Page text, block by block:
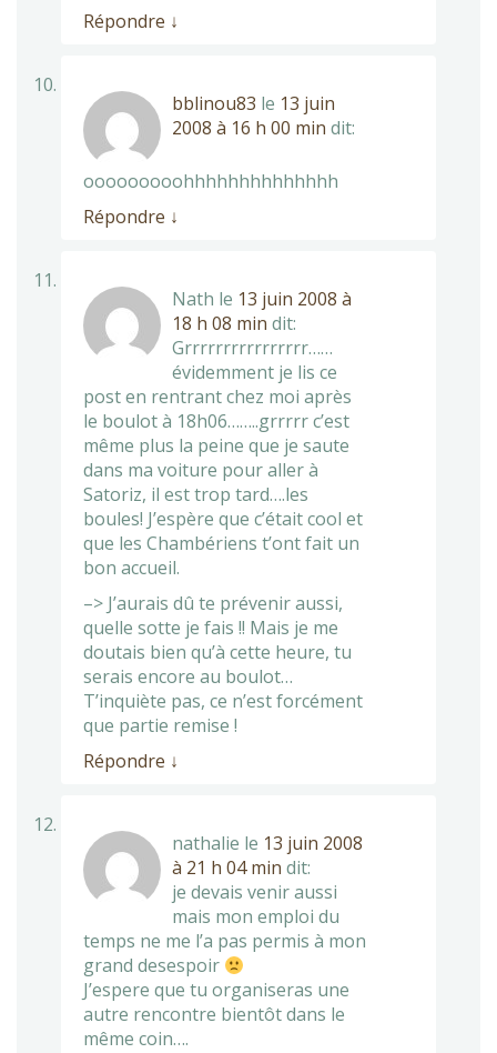
Répondre ↓
bblinou83 le 13 juin
2008 à 16 h 00 min dit:
ooooooooohhhhhhhhhhhhhh
Répondre ↓
Nath le 13 juin 2008 à
18 h 08 min dit:
Grrrrrrrrrrrrrrrr……
évidemment je lis ce
post en rentrant chez moi après
le boulot à 18h06……..grrrrr c’est
même plus la peine que je saute
dans ma voiture pour aller à
Satoriz, il est trop tard….les
boules! J’espère que c’était cool et
que les Chambériens t’ont fait un
bon accueil.
–> J’aurais dû te prévenir aussi,
quelle sotte je fais !! Mais je me
doutais bien qu’à cette heure, tu
serais encore au boulot…
T’inquiète pas, ce n’est forcément
que partie remise !
Répondre ↓
nathalie le 13 juin 2008
à 21 h 04 min dit:
je devais venir aussi
mais mon emploi du
temps ne me l’a pas permis à mon
grand desespoir
J’espere que tu organiseras une
autre rencontre bientôt dans le
même coin….